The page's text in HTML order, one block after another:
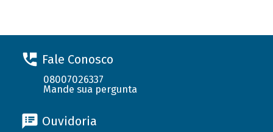
Fale Conosco
08007026337
Mande sua pergunta
Ouvidoria